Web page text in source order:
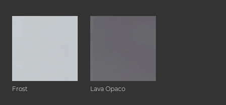
Frost Lava Opaco